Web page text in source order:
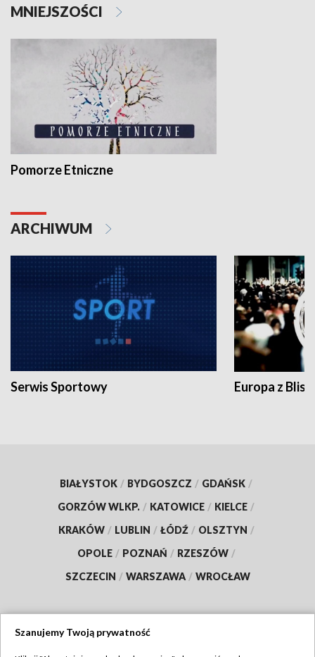
MNIEJSZOŚCI
Pomorze Etniczne
ARCHIWUM
Serwis Sportowy Europa z
BIAŁYSTOK / BYDGOSZCZ / GDAŃSK /
GORZÓW WLKP. / KATOWICE / KIELCE /
KRAKÓW / LUBLIN / ŁÓDŹ / OLSZTYN /
OPOLE / POZNAŃ / RZESZÓW /
SZCZECIN / WARSZAWA / WROCŁAW
Szanujemy Twoją prywatność